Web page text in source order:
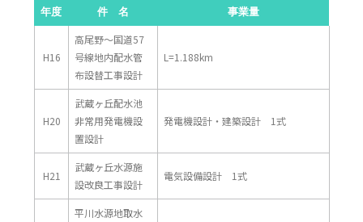
年度 件 名 事業量
H16
高尾野～国道57
号線地内配水管
布設替工事設計
L=1.188km
H20
武蔵ヶ丘配水池
非常用発電機設
置設計
発電機設計・建築設計 1式
H21
武蔵ヶ丘水源施
設改良工事設計
電気設備設計 1式
平川水源地取水